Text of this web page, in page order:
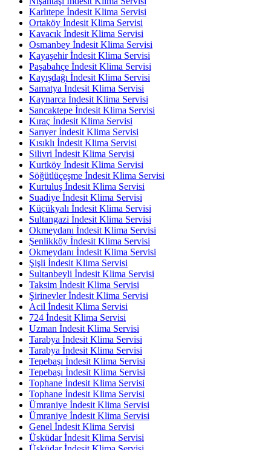
Karlıtepe İndesit Klima Servisi
Ortaköy İndesit Klima Servisi
Kavacık İndesit Klima Servisi
Osmanbey İndesit Klima Servisi
Kayaşehir İndesit Klima Servisi
Paşabahçe İndesit Klima Servisi
Kayışdağı İndesit Klima Servisi
Samatya İndesit Klima Servisi
Kaynarca İndesit Klima Servisi
Sancaktepe İndesit Klima Servisi
Kıraç İndesit Klima Servisi
Sarıyer İndesit Klima Servisi
Kısıklı İndesit Klima Servisi
Silivri İndesit Klima Servisi
Kurtköy İndesit Klima Servisi
Söğütlüçeşme İndesit Klima Servisi
Kurtuluş İndesit Klima Servisi
Suadiye İndesit Klima Servisi
Küçükyalı İndesit Klima Servisi
Sultangazi İndesit Klima Servisi
Okmeydanı İndesit Klima Servisi
Şenlikköy İndesit Klima Servisi
Okmeydanı İndesit Klima Servisi
Şişli İndesit Klima Servisi
Sultanbeyli İndesit Klima Servisi
Taksim İndesit Klima Servisi
Şirinevler İndesit Klima Servisi
Acil İndesit Klima Servisi
724 İndesit Klima Servisi
Uzman İndesit Klima Servisi
Tarabya İndesit Klima Servisi
Tarabya İndesit Klima Servisi
Tepebaşı İndesit Klima Servisi
Tepebaşı İndesit Klima Servisi
Tophane İndesit Klima Servisi
Tophane İndesit Klima Servisi
Ümraniye İndesit Klima Servisi
Ümraniye İndesit Klima Servisi
Genel İndesit Klima Servisi
Üsküdar İndesit Klima Servisi